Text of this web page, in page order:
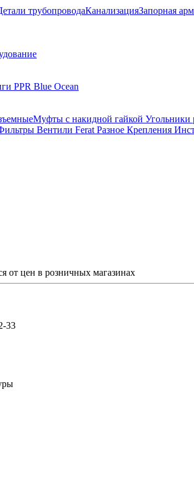
трубопроводаКанализацияЗапорная
PPR Blue Ocean
Муфты с накидной гайкой Угольники
Вентили Ferat Разное Крепления
от цен в розничных магазинах
33